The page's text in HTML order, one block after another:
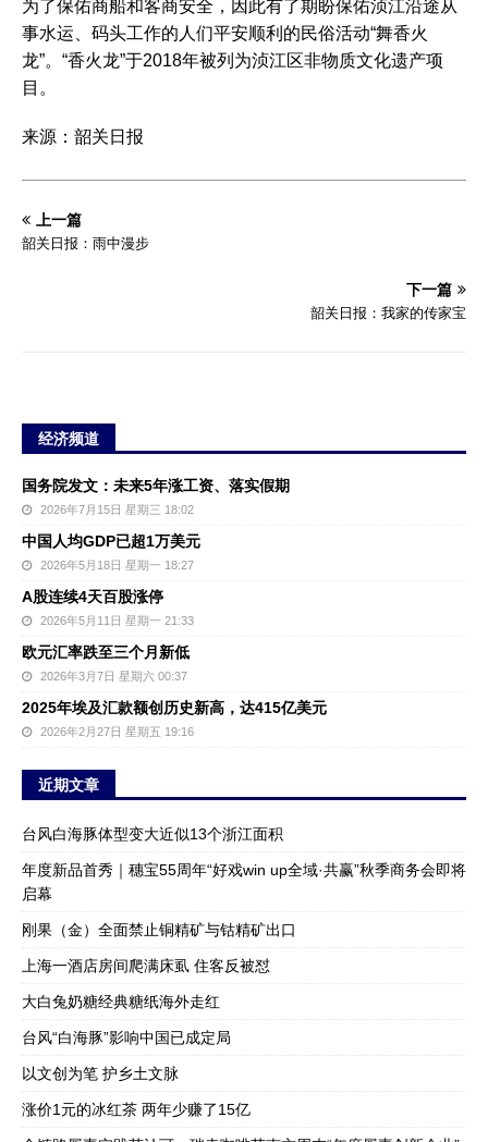
为了保佑商船和客商安全，因此有了期盼保佑浈江沿途从
事水运、码头工作的人们平安顺利的民俗活动“舞香火
龙”。“香火龙”于2018年被列为浈江区非物质文化遗产项
目。
来源：韶关日报
上一篇
韶关日报：雨中漫步
下一篇
韶关日报：我家的传家宝
经济频道
国务院发文：未来5年涨工资、落实假期
2026年7月15日 星期三 18:02
中国人均GDP已超1万美元
2026年5月18日 星期一 18:27
A股连续4天百股涨停
2026年5月11日 星期一 21:33
欧元汇率跌至三个月新低
2026年3月7日 星期六 00:37
2025年埃及汇款额创历史新高，达415亿美元
2026年2月27日 星期五 19:16
近期文章
台风白海豚体型变大近似13个浙江面积
年度新品首秀｜穗宝55周年“好戏win up全域·共赢”秋季商务会即将
启幕
刚果（金）全面禁止铜精矿与钴精矿出口
上海一酒店房间爬满床虱 住客反被怼
大白兔奶糖经典糖纸海外走红
台风“白海豚”影响中国已成定局
以文创为笔 护乡土文脉
涨价1元的冰红茶 两年少赚了15亿